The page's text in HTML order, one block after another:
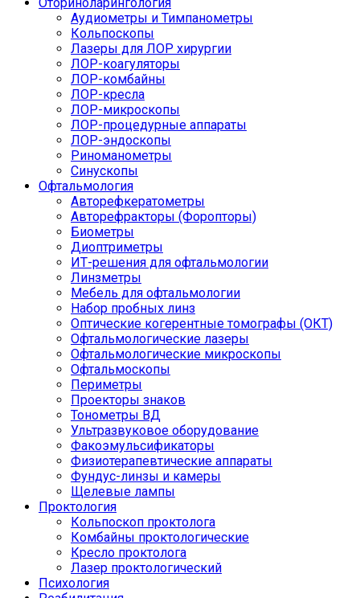
Аудиометры и Тимпанометры
Кольпоскопы
Лазеры для ЛОР хирургии
ЛОР-коагуляторы
ЛОР-комбайны
ЛОР-кресла
ЛОР-микроскопы
ЛОР-процедурные аппараты
ЛОР-эндоскопы
Риноманометры
Синускопы
Офтальмология
Авторефкератометры
Авторефракторы (Форопторы)
Биометры
Диоптриметры
ИТ-решения для офтальмологии
Линзметры
Мебель для офтальмологии
Набор пробных линз
Оптические когерентные томографы (ОКТ)
Офтальмологические лазеры
Офтальмологические микроскопы
Офтальмоскопы
Периметры
Проекторы знаков
Тонометры ВД
Ультразвуковое оборудование
Факоэмульсификаторы
Физиотерапевтические аппараты
Фундус-линзы и камеры
Щелевые лампы
Проктология
Кольпоскоп проктолога
Комбайны проктологические
Кресло проктолога
Лазер проктологический
Психология